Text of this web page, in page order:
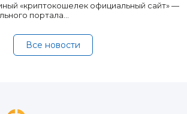
«криптокошелек официальный сайт» —
портала…
Все новости